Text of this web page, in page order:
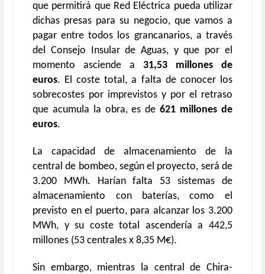
que permitirá que Red Eléctrica pueda utilizar
dichas presas para su negocio, que vamos a
pagar entre todos los grancanarios, a través
del Consejo Insular de Aguas, y que por el
momento asciende a 31,53 millones de
euros. El coste total, a falta de conocer los
sobrecostes por imprevistos y por el retraso
que acumula la obra, es de621 millones de
euros.
La capacidad de almacenamiento de la
central de bombeo, según el proyecto, será de
3.200 MWh. Harían falta 53 sistemas de
almacenamiento con baterías, como el
previsto en el puerto, para alcanzar los 3.200
MWh, y su coste total ascendería a 442,5
millones (53 centrales x 8,35 M€).
Sin embargo, mientras la central de Chira-